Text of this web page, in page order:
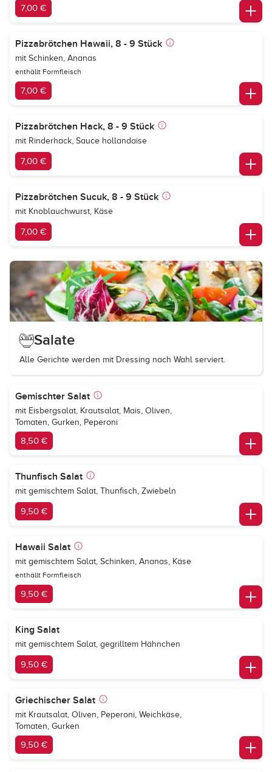
7,00 €
Pizzabrötchen Hawaii, 8 - 9 Stück
mit Schinken, Ananas
enthällt Formfleisch
7,00 €
Pizzabrötchen Hack, 8 - 9 Stück
mit Rinderhack, Sauce hollandaise
7,00 €
Pizzabrötchen Sucuk, 8 - 9 Stück
mit Knoblauchwurst, Käse
7,00 €
Salate
Alle Gerichte werden mit Dressing nach Wahl serviert.
Gemischter Salat
mit Eisbergsalat, Krautsalat, Mais, Oliven,
Tomaten, Gurken, Peperoni
8,50 €
Thunfisch Salat
mit gemischtem Salat, Thunfisch, Zwiebeln
9,50 €
Hawaii Salat
mit gemischtem Salat, Schinken, Ananas, Käse
enthällt Formfleisch
9,50 €
King Salat
mit gemischtem Salat, gegrilltem Hähnchen
9,50 €
Griechischer Salat
mit Krautsalat, Oliven, Peperoni, Weichkäse,
Tomaten, Gurken
9,50 €